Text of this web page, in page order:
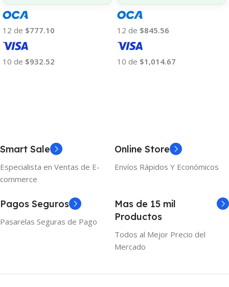
12 de $777.10
10 de $932.52
12 de $845.56
10 de $1,014.67
Smart Sale
Especialista en Ventas de E-
commerce
Online Store
Envíos Rápidos Y Económicos
Pagos Seguros
Pasarelas Seguras de Pago
Mas de 15 mil
Productos
Todos al Mejor Precio del
Mercado